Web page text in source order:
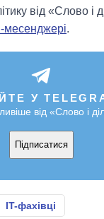
від «Слово і
месенджері.
У
від «Слово і
Підписатися
IT-фахівці